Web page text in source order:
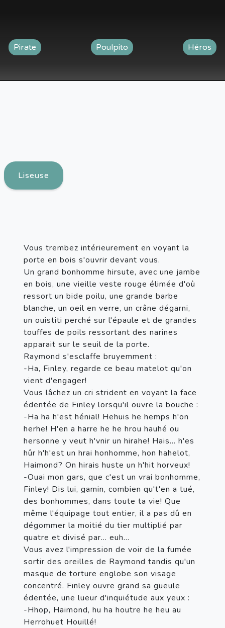
Pirate Poulpito Héros
Liseuse
Vous trembez intérieurement en voyant la
porte en bois s'ouvrir devant vous.
Un grand bonhomme hirsute, avec une jambe
en bois, une vieille veste rouge élimée d'où
ressort un bide poilu, une grande barbe
blanche, un oeil en verre, un crâne dégarni,
un ouistiti perché sur l'épaule et de grandes
touffes de poils ressortant des narines
apparait sur le seuil de la porte.
Raymond s'esclaffe bruyemment :
-Ha, Finley, regarde ce beau matelot qu'on
vient d'engager!
Vous lâchez un cri strident en voyant la face
édentée de Finley lorsqu'il ouvre la bouche :
-Ha ha h'est hénial! Hehuis he hemps h'on
herhe! H'en a harre he he hrou hauhé ou
hersonne y veut h'vnir un hirahe! Hais... h'es
hûr h'h'est un hrai honhomme, hon hahelot,
Haimond? On hirais huste un h'hit horveux!
-Ouai mon gars, que c'est un vrai bonhomme,
Finley! Dis lui, gamin, combien qu't'en a tué,
des bonhommes, dans toute ta vie! Que
même l'équipage tout entier, il a pas dû en
dégommer la moitié du tier multiplié par
quatre et divisé par... euh...
Vous avez l'impression de voir de la fumée
sortir des oreilles de Raymond tandis qu'un
masque de torture englobe son visage
concentré. Finley ouvre grand sa gueule
édentée, une lueur d'inquiétude aux yeux :
-Hhop, Haimond, hu ha houtre he heu au
Herrohuet Houillé!